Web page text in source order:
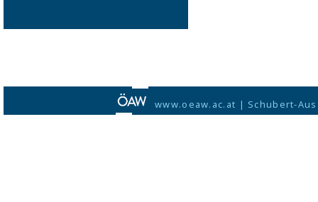
www.oeaw.ac.at | Schubert-